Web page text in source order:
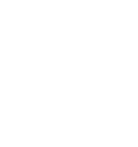
ficar sem médico de
alerta associação